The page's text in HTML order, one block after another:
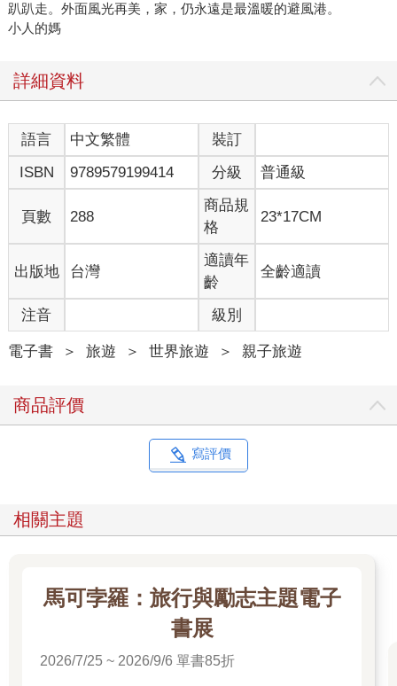
趴趴走。外面風光再美，家，仍永遠是最溫暖的避風港。
小人的媽
詳細資料
語言 中文繁體
裝訂
ISBN
9789579199414 分級 普通級
頁數 288
商品規
格
23*17CM
出版地 台灣
適讀年
齡
全齡適讀
注音 級別
電子書 ＞ 旅遊 ＞ 世界旅遊 ＞ 親子旅遊
商品評價
寫評價
相關主題
馬可孛羅：旅行與勵志主題電子
書展
2026/7/25 ~ 2026/9/6 單書85折